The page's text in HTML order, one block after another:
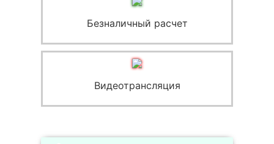
Безналичный расчет
Видеотрансляция